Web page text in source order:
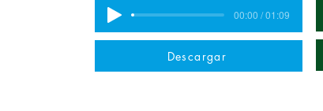
00:00 / 01:09
Descargar